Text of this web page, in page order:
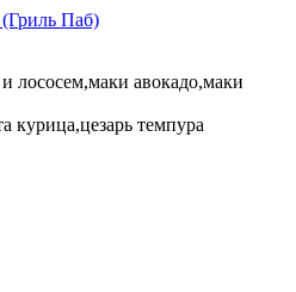
лососем,маки авокадо,маки
курица,цезарь темпура